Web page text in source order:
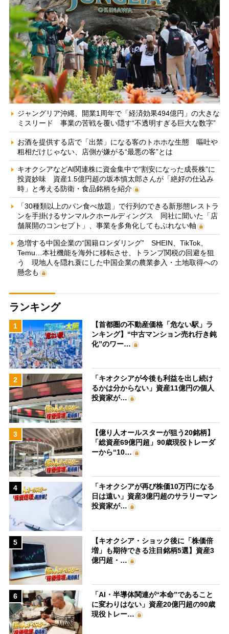
ジャングリア沖縄、開業1周年で「経済効果494億円」の大きな
ミスリード 事業の苦戦を覆い隠す“不透明すぎる巨大な数字”
お酒を提供する店で「出禁」になる客のトホホな生態 嘔吐や
粗相だけじゃない、店側が嫌がる“最悪の客”とは
キオクシアなどAI関連株に資金集中で“割安になった成長株”に
投資妙味 資産1.5億円超の坂本慎太郎さんが「絶好の仕込み
時」と考える防衛・食品銘柄を紹介
「30種類以上のパン食べ放題」で行列のできる新形態レストラ
ンを手掛けるサンマルクホールディングス 同社に聞いた「店
舗展開のコンセプト」、事業を多角化してもぶれない軸
急増する中国企業の“国籍ロンダリング” SHEIN、TikTok、
Temu…本社機能を海外に移転させ、トランプ関税の回避を狙
う 現地人を隠れ蓑にした中国企業の農業参入・土地取得への
懸念も
ランキング
1
【首都圏の不動産価格「危ない駅」ラ
ンキング】“中古マンション売れ行き鈍
化”のワー…
2
「キオクシアが今後も利益を出し続け
るかは分からない」資産11億円の個人
投資家が…
3
【億り人オールスターが狙う20銘柄】
「総資産69億円超」90歳現役トレーダ
ーから“10…
4
「キオクシアが再び株価10万円になる
日は遠い」資産3億円超のサラリーマン
投資家が…
5
【キオクシア・ショック後に「株価倍
増」も期待できる注目銘柄5選】資産3
億円超・…
6
「AI・半導体関連が“本命”であること
に変わりはない」資産20億円超の90歳
現役トレー…